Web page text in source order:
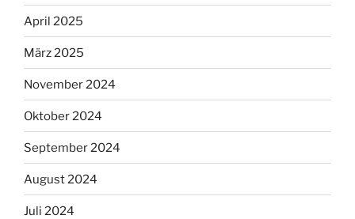
April 2025
März 2025
November 2024
Oktober 2024
September 2024
August 2024
Juli 2024